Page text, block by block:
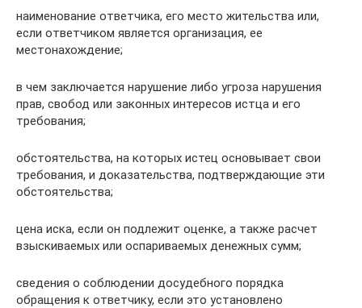
наименование ответчика, его место жительства или,
если ответчиком является организация, ее
местонахождение;
в чем заключается нарушение либо угроза нарушения
прав, свобод или законных интересов истца и его
требования;
обстоятельства, на которых истец основывает свои
требования, и доказательства, подтверждающие эти
обстоятельства;
цена иска, если он подлежит оценке, а также расчет
взыскиваемых или оспариваемых денежных сумм;
сведения о соблюдении досудебного порядка
обращения к ответчику, если это установлено